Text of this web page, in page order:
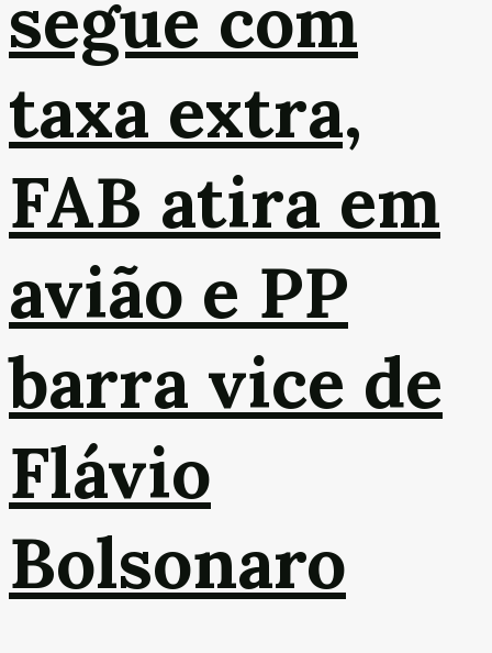
segue com
taxa extra,
FAB atira em
avião e PP
barra vice de
Flávio
Bolsonaro